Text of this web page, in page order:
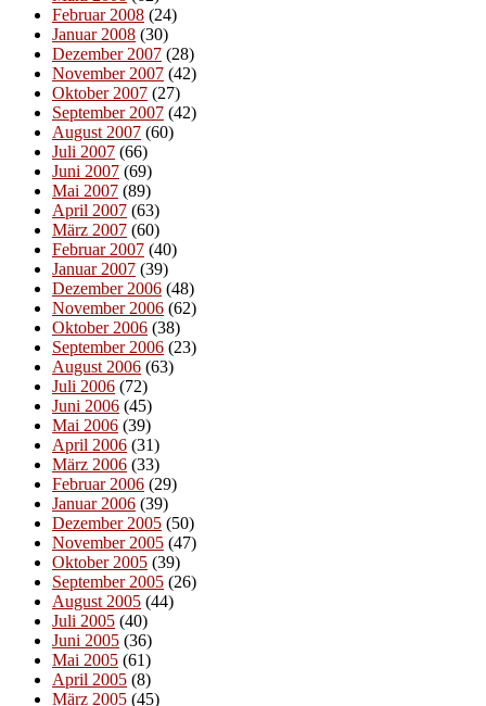
Februar 2008 (24)
Januar 2008 (30)
Dezember 2007 (28)
November 2007 (42)
Oktober 2007 (27)
September 2007 (42)
August 2007 (60)
Juli 2007 (66)
Juni 2007 (69)
Mai 2007 (89)
April 2007 (63)
März 2007 (60)
Februar 2007 (40)
Januar 2007 (39)
Dezember 2006 (48)
November 2006 (62)
Oktober 2006 (38)
September 2006 (23)
August 2006 (63)
Juli 2006 (72)
Juni 2006 (45)
Mai 2006 (39)
April 2006 (31)
März 2006 (33)
Februar 2006 (29)
Januar 2006 (39)
Dezember 2005 (50)
November 2005 (47)
Oktober 2005 (39)
September 2005 (26)
August 2005 (44)
Juli 2005 (40)
Juni 2005 (36)
Mai 2005 (61)
April 2005 (8)
März 2005 (45)